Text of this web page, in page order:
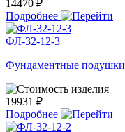
14470 ₽
Подробнее
ФЛ-32-12-3
Фундаментные
19931 ₽
Подробнее